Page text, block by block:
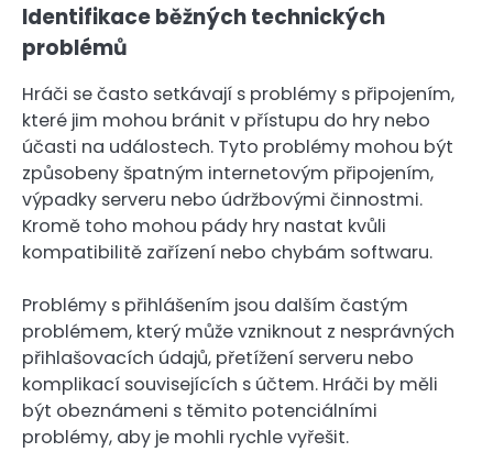
Identifikace běžných technických
problémů
Hráči se často setkávají s problémy s připojením,
které jim mohou bránit v přístupu do hry nebo
účasti na událostech. Tyto problémy mohou být
způsobeny špatným internetovým připojením,
výpadky serveru nebo údržbovými činnostmi.
Kromě toho mohou pády hry nastat kvůli
kompatibilitě zařízení nebo chybám softwaru.
Problémy s přihlášením jsou dalším častým
problémem, který může vzniknout z nesprávných
přihlašovacích údajů, přetížení serveru nebo
komplikací souvisejících s účtem. Hráči by měli
být obeznámeni s těmito potenciálními
problémy, aby je mohli rychle vyřešit.